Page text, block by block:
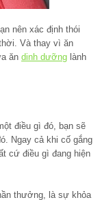
nên xác định thói
Và thay vì ăn
ăn dinh dưỡng lành
điều gì đó, bạn sẽ
Ngay cả khi cố gắng
cứ điều gì đang hiện
thưởng, là sự khỏa